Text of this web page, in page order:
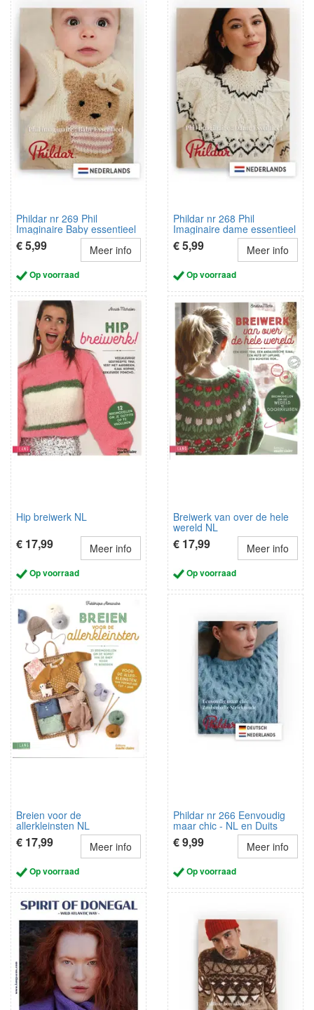
Phildar nr 269 Phil
Imaginaire Baby essentieel
NL
€ 5,99 Meer info
Op voorraad
Phildar nr 268 Phil
Imaginaire dame essentieel
NL
€ 5,99 Meer info
Op voorraad
Hip breiwerk NL
€ 17,99 Meer info
Op voorraad
Breiwerk van over de hele
wereld NL
€ 17,99 Meer info
Op voorraad
Breien voor de
allerkleinsten NL
€ 17,99 Meer info
Op voorraad
Phildar nr 266 Eenvoudig
maar chic - NL en Duits
€ 9,99 Meer info
Op voorraad